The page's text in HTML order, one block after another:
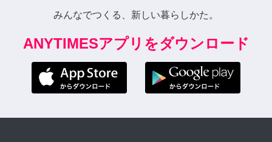
みんなでつくる、新しい暮らしかた。
ANYTIMESアプリをダウンロード